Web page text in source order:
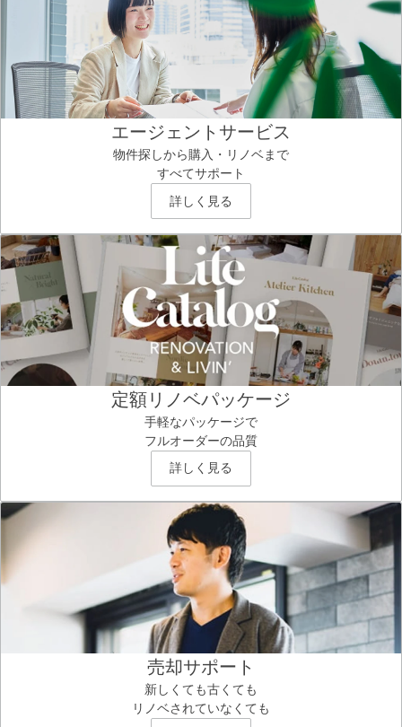
エージェントサービス
物件探しから購入・リノベまで
すべてサポート
詳しく見る
定額リノベパッケージ
手軽なパッケージで
フルオーダーの品質
詳しく見る
売却サポート
新しくても古くても
リノベされていなくても